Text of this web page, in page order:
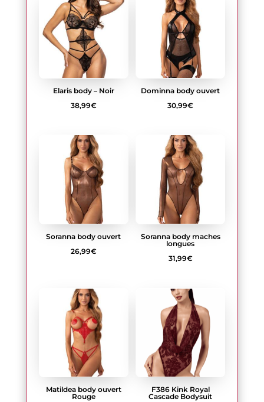
récent
au
plus
ancien
Elaris body – Noir
38,99€
Dominna body ouvert
30,99€
Soranna body ouvert
26,99€
Soranna body maches
longues
31,99€
Matildea body ouvert
Rouge
F386 Kink Royal
Cascade Bodysuit